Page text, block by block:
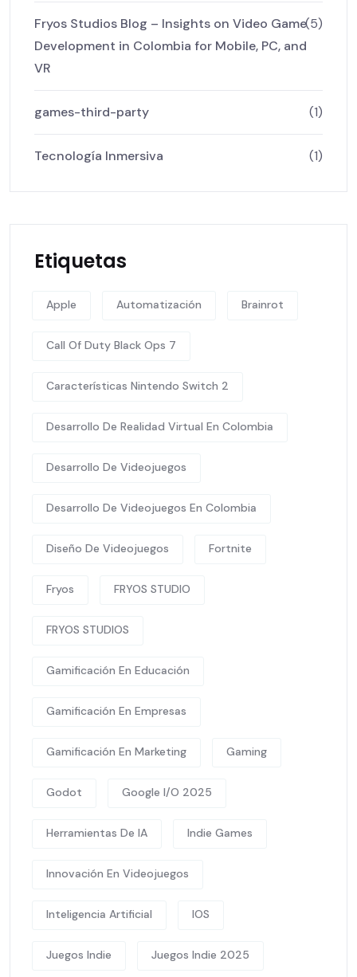
Fryos Studios Blog – Insights on Video Game
Development in Colombia for Mobile, PC, and
VR
(5)
games-third-party (1)
Tecnología Inmersiva (1)
Etiquetas
Apple Automatización Brainrot
Call Of Duty Black Ops 7
Características Nintendo Switch 2
Desarrollo De Realidad Virtual En Colombia
Desarrollo De Videojuegos
Desarrollo De Videojuegos En Colombia
Diseño De Videojuegos Fortnite
Fryos FRYOS STUDIO
FRYOS STUDIOS
Gamificación En Educación
Gamificación En Empresas
Gamificación En Marketing Gaming
Godot Google I/O 2025
Herramientas De IA Indie Games
Innovación En Videojuegos
Inteligencia Artificial IOS
Juegos Indie Juegos Indie 2025